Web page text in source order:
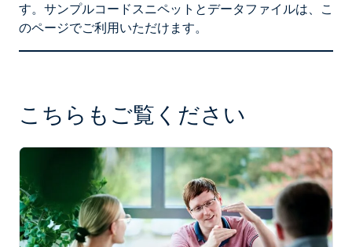
す。サンプルコードスニペットとデータファイルは、こ
のページでご利用いただけます。
こちらもご覧ください